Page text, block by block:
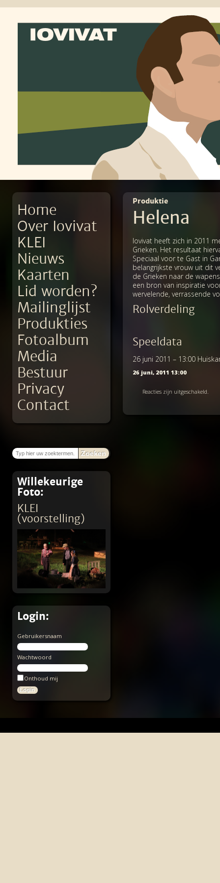
Home
Over Iovivat
KLEI
Nieuws
Kaarten
Lid worden?
Mailinglijst
Produkties
Fotoalbum
Media
Bestuur
Privacy
Contact
Zoeken
Willekeurige
Foto:
KLEI
(voorstelling)
Login:
Gebruikersnaam
Wachtwoord
Onthoud mij
Produktie
Helena
Iovivat heeft zich in 2011
Grieken. Het resultaat
Speciaal voor te Gast in
belangrijkste vrouw uit dit
de Grieken naar de
een bron van inspiratie
wervelende, verrassende
Rolverdeling
Speeldata
26 juni 2011 – 13:00
26 juni, 2011 13:00
Reacties zijn uitgeschakeld.